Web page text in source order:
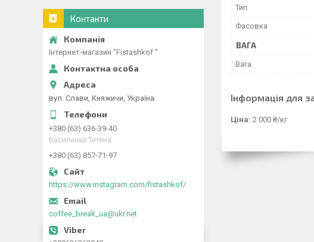
Тип
Фасовка
ВАГА
Вага
Інформація для
Ціна: 2 000 ₴/кг
Контакти
Інтернет-магазин "Fistashkof "
вул. Слави, Княжичи, Україна
+380 (63) 636-39-40
Василенко Тетяна
+380 (63) 857-71-97
https://www.instagram.com/fistashkof/
coffee_break_ua@ukr.net